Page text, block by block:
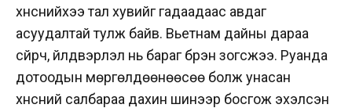
хүнснийхээ тал хувийг гадаадаас авдаг
асуудалтай тулж байв. Вьетнам дайны дараа
сүйрч, үйлдвэрлэл нь бараг бүрэн зогсжээ. Руанда
дотоодын мөргөлдөөнөөсөө болж унасан
хүнсний салбараа дахин шинээр босгож эхэлсэн